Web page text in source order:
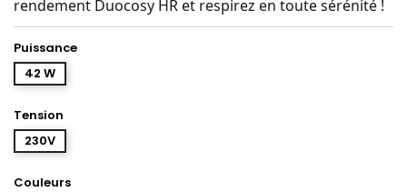
rendement Duocosy HR et respirez en toute sérénité !
Puissance
42 W
Tension
230V
Couleurs